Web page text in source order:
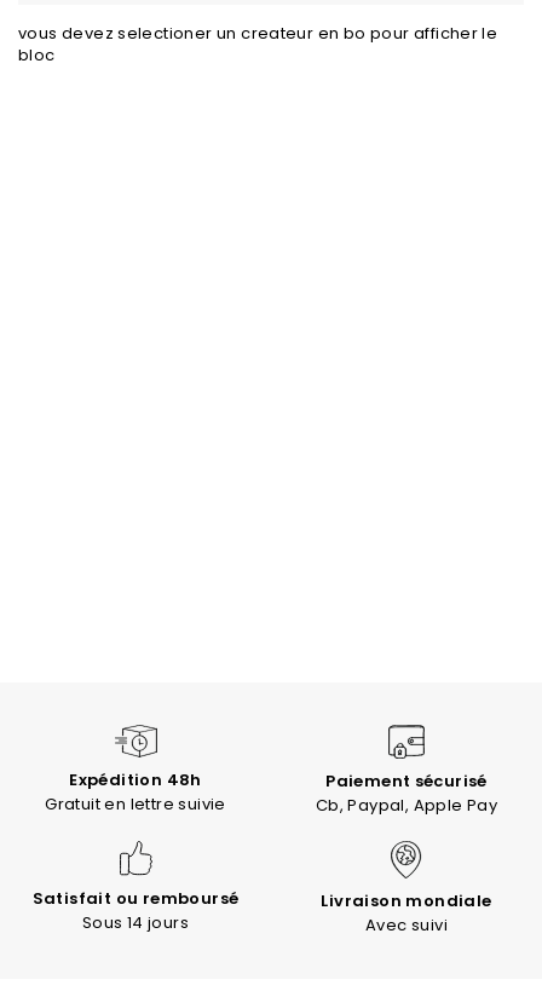
vous devez selectioner un createur en bo pour afficher le
bloc
Expédition 48h
Gratuit en lettre suivie
Paiement sécurisé
Cb, Paypal, Apple Pay
Satisfait ou remboursé
Sous 14 jours
Livraison mondiale
Avec suivi